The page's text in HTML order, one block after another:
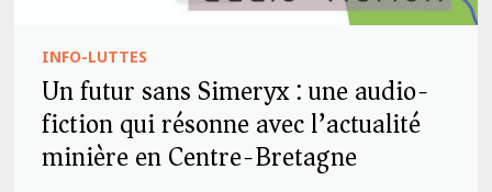
INFO-LUTTES
Un futur sans Simeryx : une audio-
fiction qui résonne avec l’actualité
minière en Centre-Bretagne